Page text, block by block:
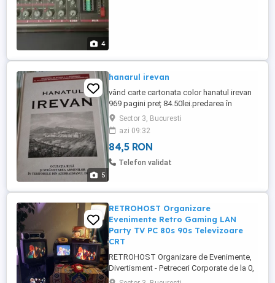
4
5
hanarul irevan
vând carte cartonata color hanatul irevan
969 pagini preț 84.50lei.predarea în
str.anastasie Panu 6.
Sector 3, Bucuresti
azi 09:32
84,5 RON
Telefon validat
RETROHOST Organizare
Evenimente Retro Gaming LAN
Party TV PC 80s 90s Televizoare
CRT
RETROHOST Organizare de Evenimente,
Divertisment - Petreceri Corporate de la 0,
in timp foarte scurt, transport inclus, Host